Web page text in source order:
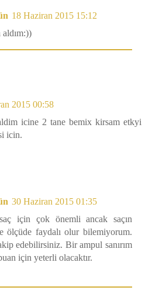
18 Haziran 2015 15:12
2015 00:58
icine 2 tane bemix kirsam etkyi
icin.
30 Haziran 2015 01:35
için çok önemli ancak saçın
ölçüde faydalı olur bilemiyorum.
edebilirsiniz. Bir ampul sanırım
için yeterli olacaktır.